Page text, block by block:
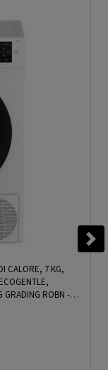
CALORE, 7 KG,
GRADING ROBN -